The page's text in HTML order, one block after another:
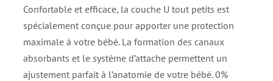
Confortable et efficace, la couche U tout petits est
spécialement conçue pour apporter une protection
maximale à votre bébé. La formation des canaux
absorbants et le système d’attache permettent un
ajustement parfait à l’anatomie de votre bébé. 0%